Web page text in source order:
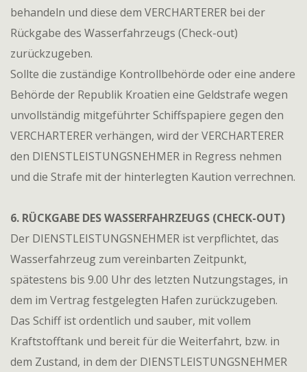
behandeln und diese dem VERCHARTERER bei der
Rückgabe des Wasserfahrzeugs (Check-out)
zurückzugeben.
Sollte die zuständige Kontrollbehörde oder eine andere
Behörde der Republik Kroatien eine Geldstrafe wegen
unvollständig mitgeführter Schiffspapiere gegen den
VERCHARTERER verhängen, wird der VERCHARTERER
den DIENSTLEISTUNGSNEHMER in Regress nehmen
und die Strafe mit der hinterlegten Kaution verrechnen.
6. RÜCKGABE DES WASSERFAHRZEUGS (CHECK-OUT)
Der DIENSTLEISTUNGSNEHMER ist verpflichtet, das
Wasserfahrzeug zum vereinbarten Zeitpunkt,
spätestens bis 9.00 Uhr des letzten Nutzungstages, in
dem im Vertrag festgelegten Hafen zurückzugeben.
Das Schiff ist ordentlich und sauber, mit vollem
Kraftstofftank und bereit für die Weiterfahrt, bzw. in
dem Zustand, in dem der DIENSTLEISTUNGSNEHMER